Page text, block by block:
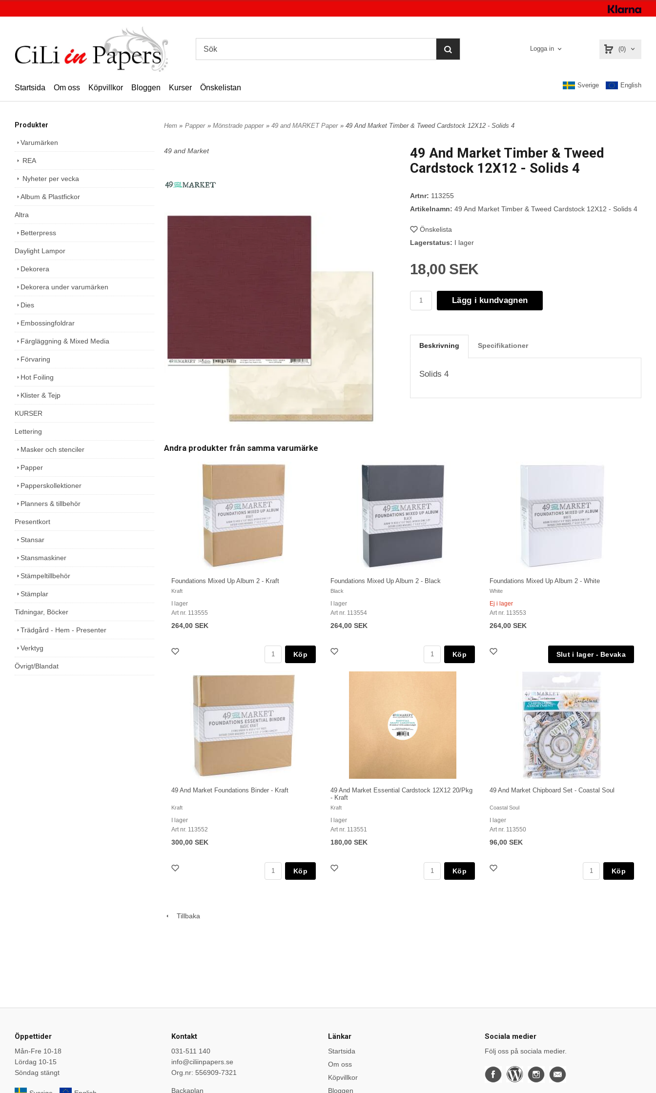
Logga in (0)
Startsida Om oss Köpvillkor Bloggen Kurser Önskelistan Sverige English
Produkter
Varumärken
REA
Nyheter per vecka
Album & Plastfickor
Altra
Betterpress
Daylight Lampor
Dekorera
Dekorera under varumärken
Dies
Embossingfoldrar
Färgläggning & Mixed Media
Förvaring
Hot Foiling
Klister & Tejp
KURSER
Lettering
Masker och stenciler
Papper
Papperskollektioner
Planners & tillbehör
Presentkort
Stansar
Stansmaskiner
Stämpeltillbehör
Stämplar
Tidningar, Böcker
Trädgård - Hem - Presenter
Verktyg
Övrigt/Blandat
Hem » Papper » Mönstrade papper » 49 and MARKET Paper » 49 And Market Timber & Tweed Cardstock 12X12 - Solids 4
49 and Market
49 And Market Timber & Tweed
Cardstock 12X12 - Solids 4
Artnr: 113255
Artikelnamn: 49 And Market Timber & Tweed Cardstock 12X12 - Solids 4
Önskelista
Lagerstatus: I lager
18,00 SEK
Lägg i kundvagnen
Beskrivning Specifikationer
Solids 4
Andra produkter från samma varumärke
Foundations Mixed Up Album 2 - Kraft
Kraft
I lager
Art nr. 113555
264,00 SEK
Köp
Foundations Mixed Up Album 2 - Black
Black
I lager
Art nr. 113554
264,00 SEK
Köp
Foundations Mixed Up Album 2 - White
White
Ej i lager
Art nr. 113553
264,00 SEK
49 And Market Foundations Binder - Kraft
Kraft
I lager
Art nr. 113552
300,00 SEK
Köp
49 And Market Essential Cardstock 12X12 20/Pkg
- Kraft
Kraft
I lager
Art nr. 113551
180,00 SEK
Köp
49 And Market Chipboard Set - Coastal Soul
Coastal Soul
I lager
Art nr. 113550
96,00 SEK
Köp
Tillbaka
Öppettider
Mån-Fre 10-18
Lördag 10-15
Söndag stängt
Kontakt
031-511 140
info@ciliinpapers.se
Org.nr: 556909-7321
Backaplan
Länkar
Startsida
Om oss
Köpvillkor
Bloggen
Sociala medier
Följ oss på sociala medier.